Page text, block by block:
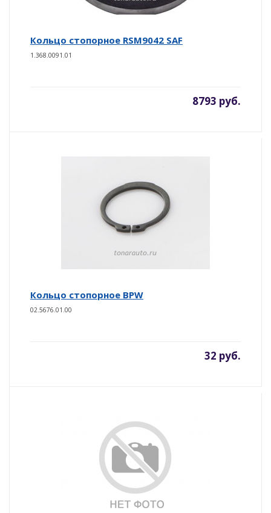
Кольцо стопорное RSM9042 SAF
1.368.0091.01
8793 руб.
Кольцо стопорное BPW
02.5676.01.00
32 руб.